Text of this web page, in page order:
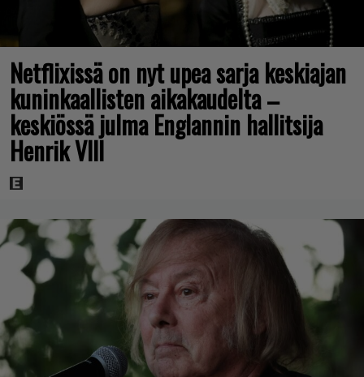
Netflixissä on nyt upea sarja keskiajan
kuninkaallisten aikakaudelta –
keskiössä julma Englannin hallitsija
Henrik VIII